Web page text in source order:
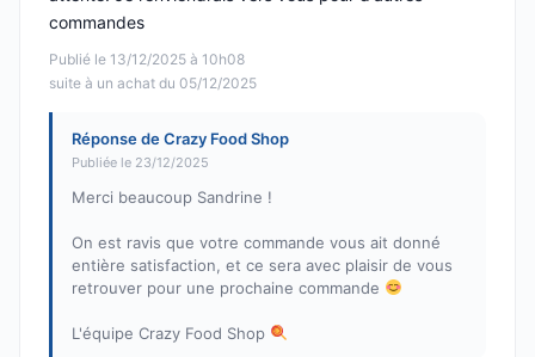
Publié le 13/12/2025 à 10h08
suite à un achat du 05/12/2025
commandes
Réponse de Crazy Food Shop
Publiée le 23/12/2025
Merci beaucoup Sandrine !
On est ravis que votre commande vous ait donné
entière satisfaction, et ce sera avec plaisir de vous
retrouver pour une prochaine commande
L'équipe Crazy Food Shop